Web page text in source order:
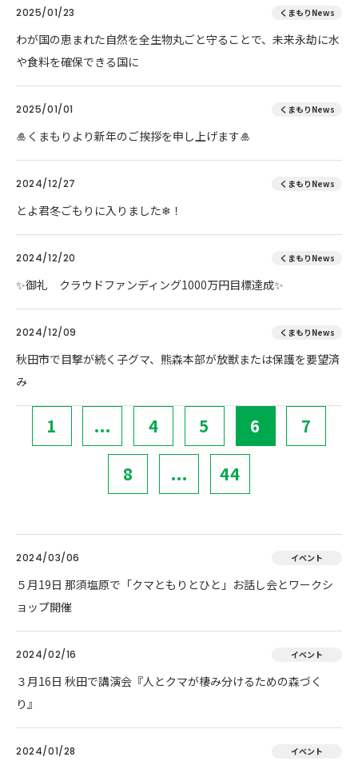
2025/01/23 くまもりNews
わが国の恵まれた自然を全生物丸ごと守ることで、未来永劫に水
や食料を確保できる国に
2025/01/01 くまもりNews
🎍くまもりより新年のご挨拶を申し上げます🎍
2024/12/27 くまもりNews
とよ君冬ごもりに入りました❄！
2024/12/20 くまもりNews
✨御礼 クラウドファンディング1000万円目標達成✨
2024/12/09 くまもりNews
秋田市で目撃が続く子グマ、熊森本部が放獣または保護を要望済
み
1 ... 4 5 6 7
8 ... 44
2024/03/06 イベント
５月19日 那須塩原で「クマともりとひと」お話し会とワークシ
ョップ開催
2024/02/16 イベント
３月16日 秋田で講演会『人とクマが棲み分けるための森づく
り』
2024/01/28 イベント